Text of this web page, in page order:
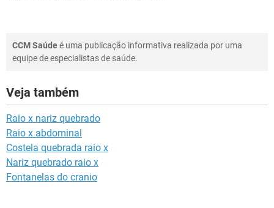
CCM Saúdeé uma publicação informativa realizada por uma
equipe de especialistas de saúde.
Veja também
Raio x nariz quebrado
Raio x abdominal
Costela quebrada raio x
Nariz quebrado raio x
Fontanelas do cranio